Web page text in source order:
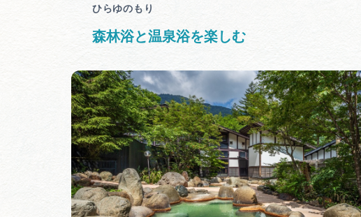
ひらゆのもり
森林浴と温泉浴を楽しむ